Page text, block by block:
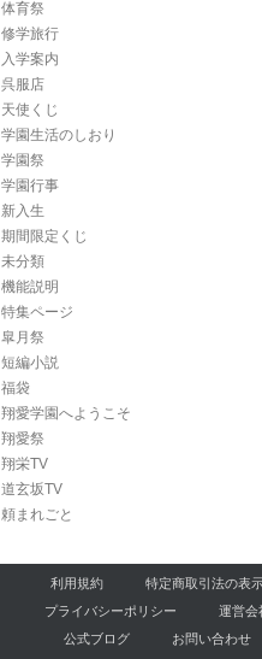
体育祭
修学旅行
入学案内
呉服店
天使くじ
学園生活のしおり
学園祭
学園行事
新入生
期間限定くじ
未分類
機能説明
特集ページ
皐月祭
短編小説
福袋
翔愛学園へようこそ
翔愛祭
翔栄TV
道玄坂TV
頼まれごと
利用規約
特定商取引法の表
プライバシーポリシー
運営会
公式ブログ
お問い合わせ